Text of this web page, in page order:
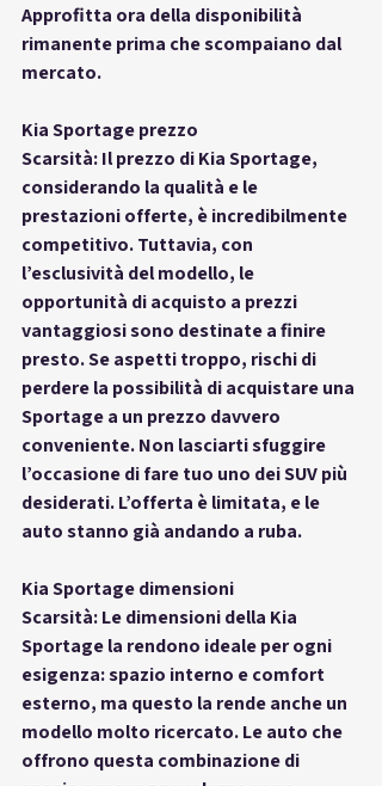
Approfitta ora della disponibilità
rimanente prima che scompaiano dal
mercato.
Kia Sportage prezzo
Scarsità: Il prezzo di Kia Sportage,
considerando la qualità e le
prestazioni offerte, è incredibilmente
competitivo. Tuttavia, con
l’esclusività del modello, le
opportunità di acquisto a prezzi
vantaggiosi sono destinate a finire
presto. Se aspetti troppo, rischi di
perdere la possibilità di acquistare una
Sportage a un prezzo davvero
conveniente. Non lasciarti sfuggire
l’occasione di fare tuo uno dei SUV più
desiderati. L’offerta è limitata, e le
auto stanno già andando a ruba.
Kia Sportage dimensioni
Scarsità: Le dimensioni della Kia
Sportage la rendono ideale per ogni
esigenza: spazio interno e comfort
esterno, ma questo la rende anche un
modello molto ricercato. Le auto che
offrono questa combinazione di